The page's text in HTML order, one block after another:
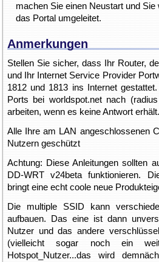
machen Sie einen Neustart und
das Portal umgeleitet.
Anmerkungen
Stellen Sie sicher, dass Ihr Router,
und Ihr Internet Service Provider
1812 und 1813 ins Internet
Ports bei worldspot.net nach
arbeiten, wenn es keine Antwort erhält.
Alle Ihre am LAN angeschlossenen
Nutzern geschützt
Achtung: Diese Anleitungen sollten
DD-WRT v24beta funktionieren.
bringt eine echt coole neue
Die multiple SSID kann
aufbauen. Das eine ist dann
Nutzer und das andere
(vielleicht sogar noch ein
Hotspot_Nutzer...das wird